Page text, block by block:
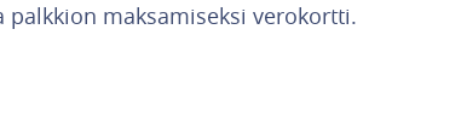
maksamiseksi verokortti.